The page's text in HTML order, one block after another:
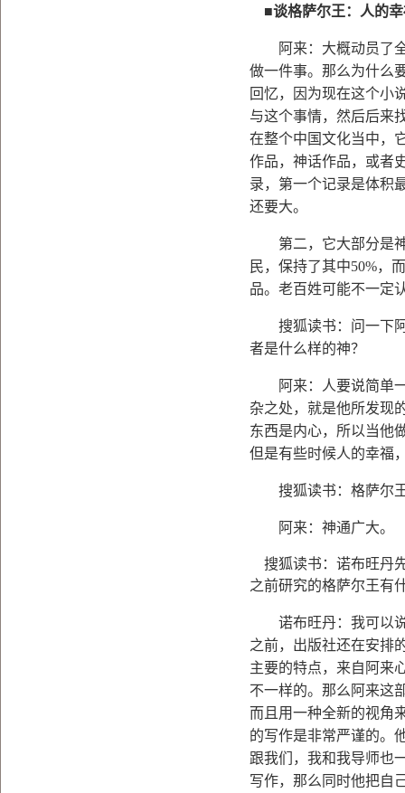
■谈格萨尔王：人的
阿来：大概动员了全
做一件事。那么为什么
回忆，因为现在这个小
与这个事情，然后后来
在整个中国文化当中，
作品，神话作品，或者
录，第一个记录是体积
还要大。
第二，它大部分是神
民，保持了其中50%，
品。老百姓可能不一定
搜狐读书：问一下阿
者是什么样的神？
阿来：人要说简单一
杂之处，就是他所发现
东西是内心，所以当他
但是有些时候人的幸福
搜狐读书：格萨尔王
阿来：神通广大。
搜狐读书：诺布旺丹
之前研究的格萨尔王有
诺布旺丹：我可以说
之前，出版社还在安排
主要的特点，来自阿来
不一样的。那么阿来这
而且用一种全新的视角
的写作是非常严谨的。
跟我们，我和我导师也
写作，那么同时他把自